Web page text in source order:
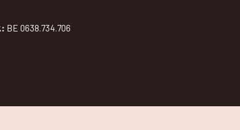
BE 0638.734.706